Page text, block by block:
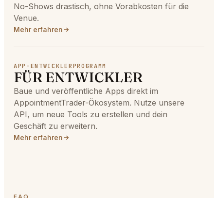
No-Shows drastisch, ohne Vorabkosten für die
Venue.
Mehr erfahren
APP-ENTWICKLERPROGRAMM
FÜR ENTWICKLER
Baue und veröffentliche Apps direkt im
AppointmentTrader-Ökosystem. Nutze unsere
API, um neue Tools zu erstellen und dein
Geschäft zu erweitern.
Mehr erfahren